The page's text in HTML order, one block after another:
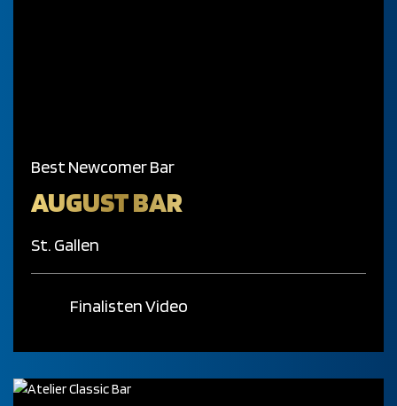
Best Newcomer Bar
AUGUST BAR
St. Gallen
Finalisten Video